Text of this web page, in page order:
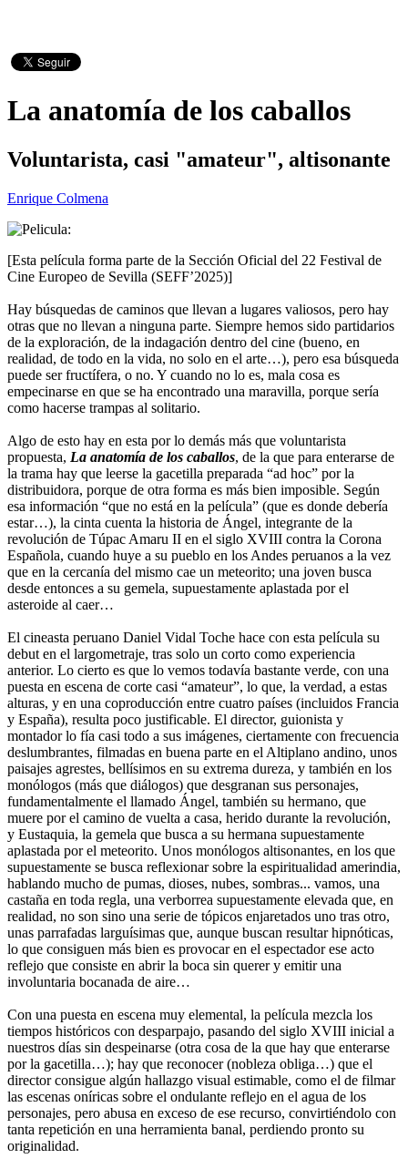
La anatomía de los caballos
Voluntarista, casi "amateur", altisonante
Enrique Colmena
[Esta película forma parte de la Sección Oficial del 22 Festival de
Cine Europeo de Sevilla (SEFF’2025)]
Hay búsquedas de caminos que llevan a lugares valiosos, pero hay
otras que no llevan a ninguna parte. Siempre hemos sido partidarios
de la exploración, de la indagación dentro del cine (bueno, en
realidad, de todo en la vida, no solo en el arte…), pero esa búsqueda
puede ser fructífera, o no. Y cuando no lo es, mala cosa es
empecinarse en que se ha encontrado una maravilla, porque sería
como hacerse trampas al solitario.
Algo de esto hay en esta por lo demás más que voluntarista
propuesta, La anatomía de los caballos, de la que para enterarse de
la trama hay que leerse la gacetilla preparada “ad hoc” por la
distribuidora, porque de otra forma es más bien imposible. Según
esa información “que no está en la película” (que es donde debería
estar…), la cinta cuenta la historia de Ángel, integrante de la
revolución de Túpac Amaru II en el siglo XVIII contra la Corona
Española, cuando huye a su pueblo en los Andes peruanos a la vez
que en la cercanía del mismo cae un meteorito; una joven busca
desde entonces a su gemela, supuestamente aplastada por el
asteroide al caer…
El cineasta peruano Daniel Vidal Toche hace con esta película su
debut en el largometraje, tras solo un corto como experiencia
anterior. Lo cierto es que lo vemos todavía bastante verde, con una
puesta en escena de corte casi “amateur”, lo que, la verdad, a estas
alturas, y en una coproducción entre cuatro países (incluidos Francia
y España), resulta poco justificable. El director, guionista y
montador lo fía casi todo a sus imágenes, ciertamente con frecuencia
deslumbrantes, filmadas en buena parte en el Altiplano andino, unos
paisajes agrestes, bellísimos en su extrema dureza, y también en los
monólogos (más que diálogos) que desgranan sus personajes,
fundamentalmente el llamado Ángel, también su hermano, que
muere por el camino de vuelta a casa, herido durante la revolución,
y Eustaquia, la gemela que busca a su hermana supuestamente
aplastada por el meteorito. Unos monólogos altisonantes, en los que
supuestamente se busca reflexionar sobre la espiritualidad amerindia,
hablando mucho de pumas, dioses, nubes, sombras... vamos, una
castaña en toda regla, una verborrea supuestamente elevada que, en
realidad, no son sino una serie de tópicos enjaretados uno tras otro,
unas parrafadas larguísimas que, aunque buscan resultar hipnóticas,
lo que consiguen más bien es provocar en el espectador ese acto
reflejo que consiste en abrir la boca sin querer y emitir una
involuntaria bocanada de aire…
Con una puesta en escena muy elemental, la película mezcla los
tiempos históricos con desparpajo, pasando del siglo XVIII inicial a
nuestros días sin despeinarse (otra cosa de la que hay que enterarse
por la gacetilla…); hay que reconocer (nobleza obliga…) que el
director consigue algún hallazgo visual estimable, como el de filmar
las escenas oníricas sobre el ondulante reflejo en el agua de los
personajes, pero abusa en exceso de ese recurso, convirtiéndolo con
tanta repetición en una herramienta banal, perdiendo pronto su
originalidad.